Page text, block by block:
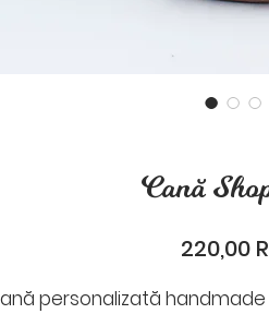
Cană
220,00
personalizată